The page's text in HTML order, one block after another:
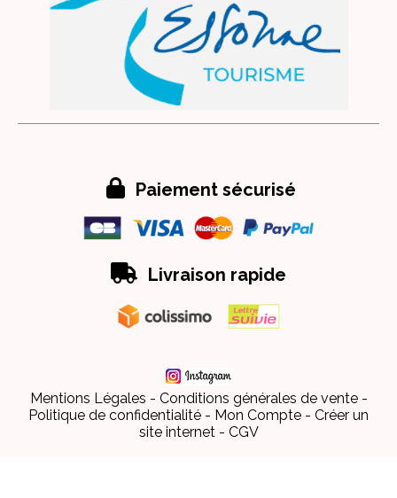
 Paiement sécurisé
 Livraison rapide
Mentions Légales
Conditions générales de vente
Politique de confidentialité
Mon Compte
Créer un
site internet
CGV